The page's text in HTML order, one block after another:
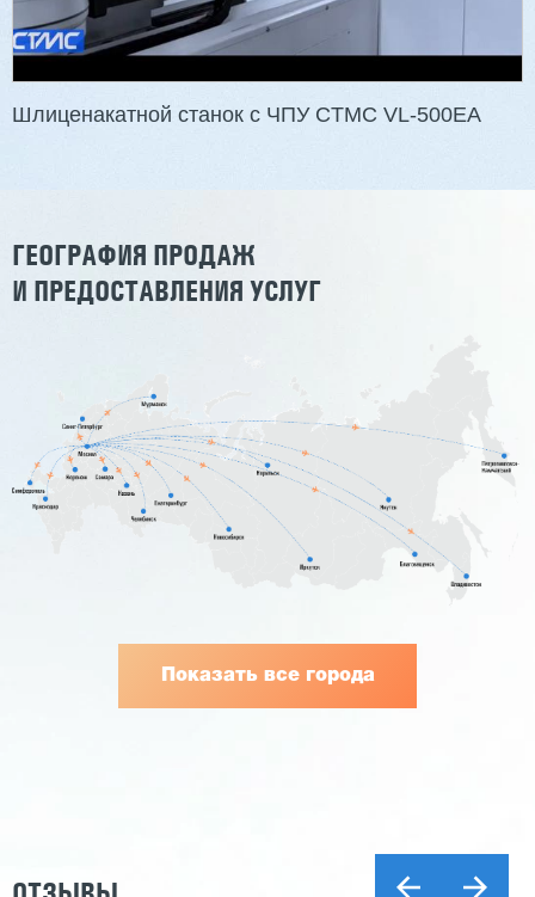
Длина заготовки: 400-1500 мм
Макс. ширина заготовки: 580 мм
Станок проходного типа
Шлиценакатной станок с ЧПУ CTMC VL-500EA
ГЕОГРАФИЯ ПРОДАЖ
И ПРЕДОСТАВЛЕНИЯ УСЛУГ
Показать все города